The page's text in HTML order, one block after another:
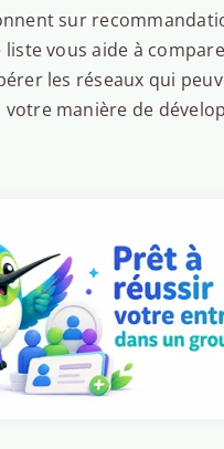
sur
vous aide à
les réseaux qui
manière de